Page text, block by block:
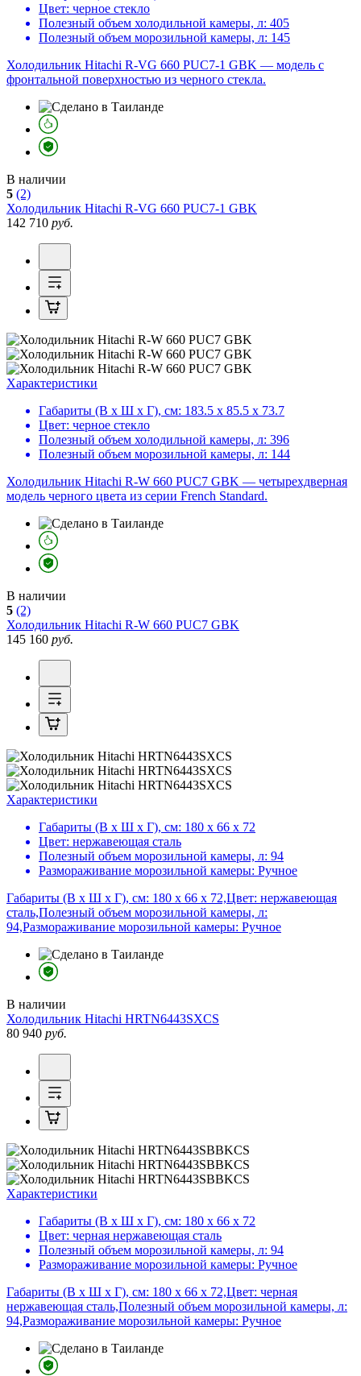
Цвет: черное стекло
Полезный объем холодильной камеры, л: 405
Полезный объем морозильной камеры, л: 145
Холодильник Hitachi R-VG 660 PUC7-1 GBK — модель с
фронтальной поверхностью из черного стекла.
В наличии
5 (2)
Холодильник Hitachi R-VG 660 PUC7-1 GBK
142 710 руб.
Характеристики
Габариты (В х Ш х Г), см: 183.5 х 85.5 х 73.7
Цвет: черное стекло
Полезный объем холодильной камеры, л: 396
Полезный объем морозильной камеры, л: 144
Холодильник Hitachi R-W 660 PUC7 GBK — четырехдверная
модель черного цвета из серии French Standard.
В наличии
5 (2)
Холодильник Hitachi R-W 660 PUC7 GBK
145 160 руб.
Характеристики
Габариты (В х Ш х Г), см: 180 х 66 х 72
Цвет: нержавеющая сталь
Полезный объем морозильной камеры, л: 94
Размораживание морозильной камеры: Ручное
Габариты (В х Ш х Г), см: 180 х 66 х 72,Цвет: нержавеющая
сталь,Полезный объем морозильной камеры, л:
94,Размораживание морозильной камеры: Ручное
В наличии
Холодильник Hitachi HRTN6443SXCS
80 940 руб.
Характеристики
Габариты (В х Ш х Г), см: 180 х 66 х 72
Цвет: черная нержавеющая сталь
Полезный объем морозильной камеры, л: 94
Размораживание морозильной камеры: Ручное
Габариты (В х Ш х Г), см: 180 х 66 х 72,Цвет: черная
нержавеющая сталь,Полезный объем морозильной камеры, л:
94,Размораживание морозильной камеры: Ручное